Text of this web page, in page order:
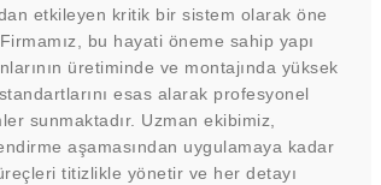
etkileyen kritik bir sistem olarak öne
bu hayati öneme sahip yapı
üretiminde ve montajında yüksek
esas alarak profesyonel
sunmaktadır. Uzman ekibimiz,
aşamasından uygulamaya kadar
titizlikle yönetir ve her detayı